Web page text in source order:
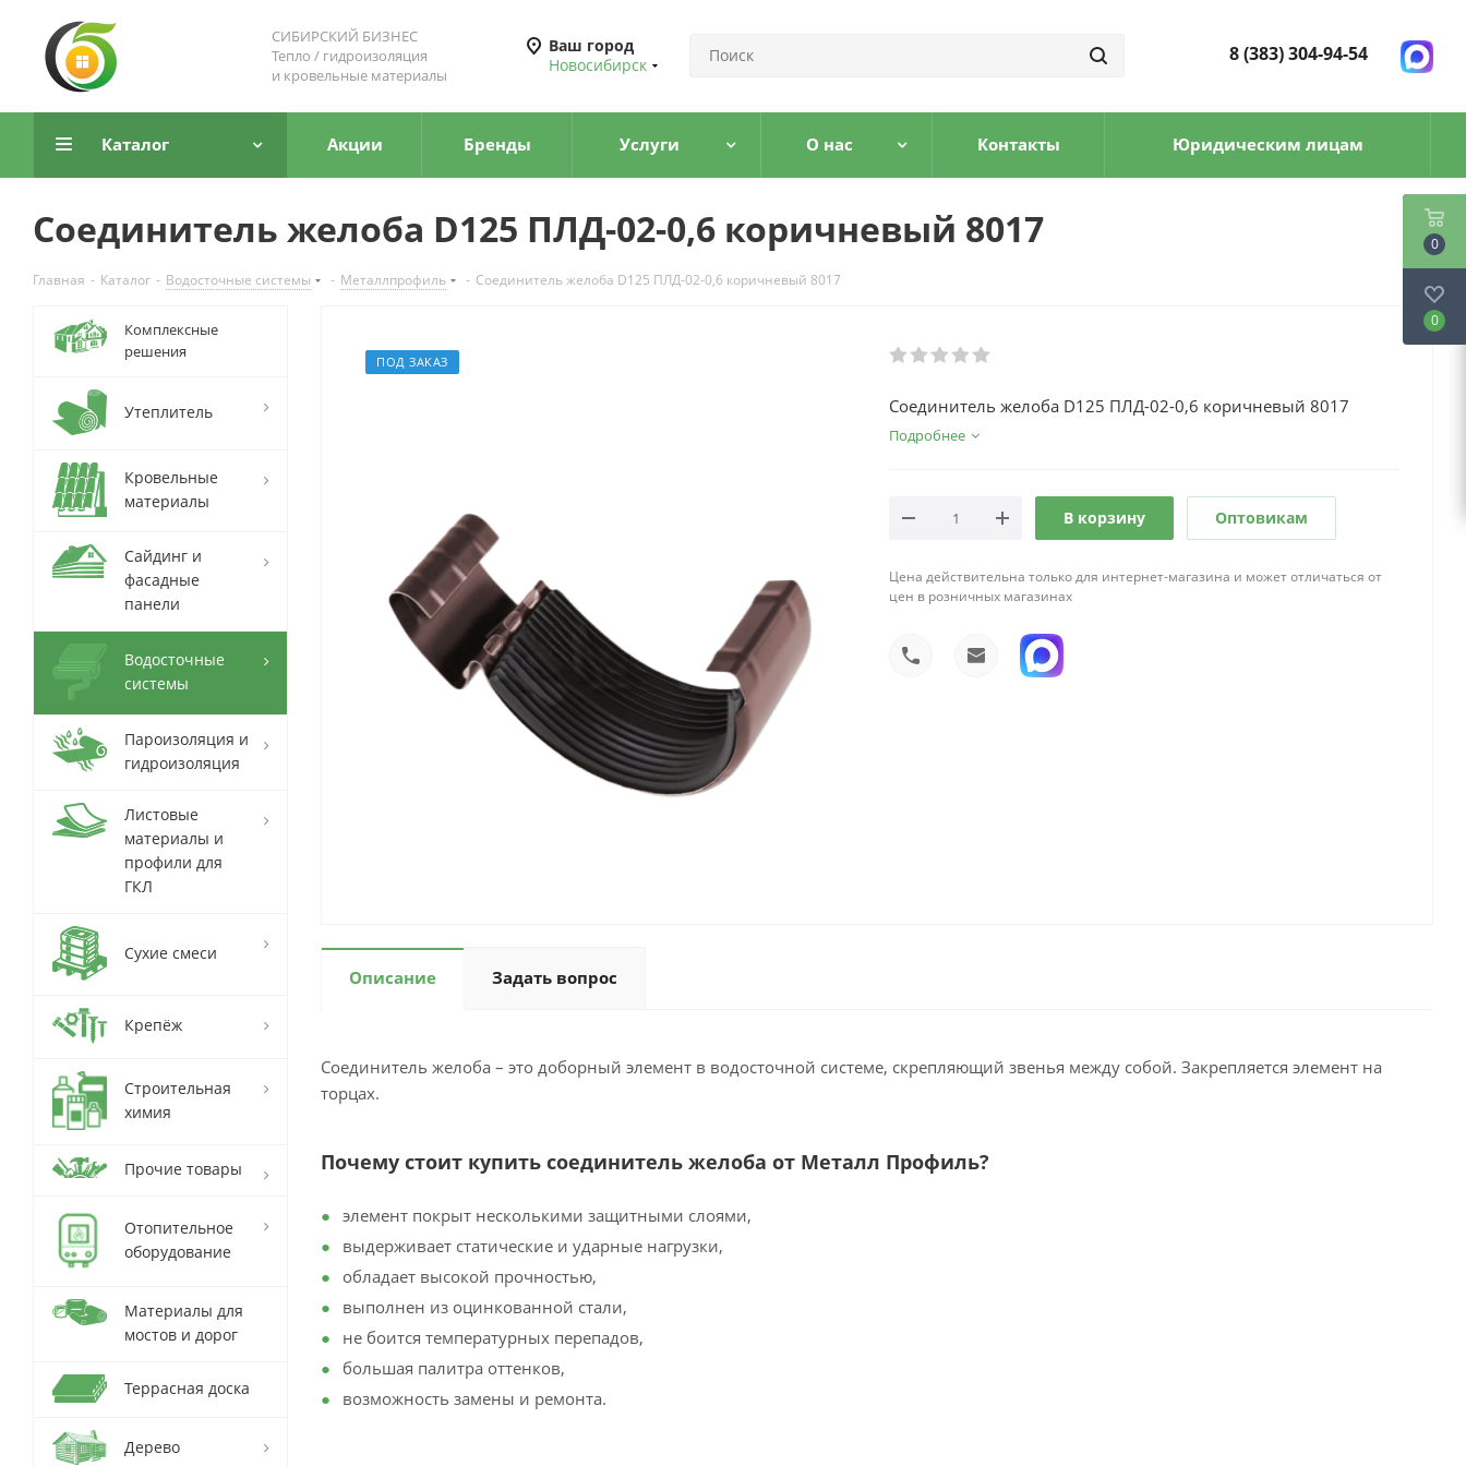
СИБИРСКИЙ БИЗНЕС
Тепло / гидроизоляция
и кровельные материалы
Ваш город
Новосибирск
8 (383) 304-94-54
Каталог Акции Бренды Услуги О нас Контакты Юридическим лицам
Соединитель желоба D125 ПЛД-02-0,6 коричневый 8017
Главная - Каталог - Водосточные системы - Металлпрофиль - Соединитель желоба D125 ПЛД-02-0,6 коричневый 8017
ПОД ЗАКАЗ
Соединитель желоба D125 ПЛД-02-0,6 коричневый 8017
Подробнее
В корзину Оптовикам
Цена действительна только для интернет-магазина и может отличаться от
цен в розничных магазинах
Описание Задать вопрос
Соединитель желоба – это доборный элемент в водосточной системе, скрепляющий звенья между собой. Закрепляется элемент на
торцах.
Почему стоит купить соединитель желоба от Металл Профиль?
элемент покрыт несколькими защитными слоями,
выдерживает статические и ударные нагрузки,
обладает высокой прочностью,
выполнен из оцинкованной стали,
не боится температурных перепадов,
большая палитра оттенков,
возможность замены и ремонта.
Комплексные
решения
Утеплитель
Кровельные
материалы
Сайдинг и
фасадные
панели
Водосточные
системы
Пароизоляция и
гидроизоляция
Листовые
материалы и
профили для
ГКЛ
Сухие смеси
Крепёж
Строительная
химия
Прочие товары
Отопительное
оборудование
Материалы для
мостов и дорог
Террасная доска
Дерево
0
0